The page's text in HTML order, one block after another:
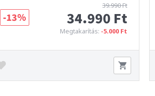
39.990 Ft
34.990 Ft
Megtakarítás: -5.000 Ft
-13%